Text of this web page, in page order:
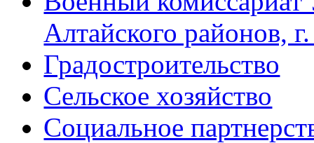
Алтайского районов,
Градостроительство
Сельское хозяйство
Социальное